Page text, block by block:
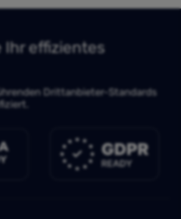
Ihr effizientes
Drittanbieter-Standards